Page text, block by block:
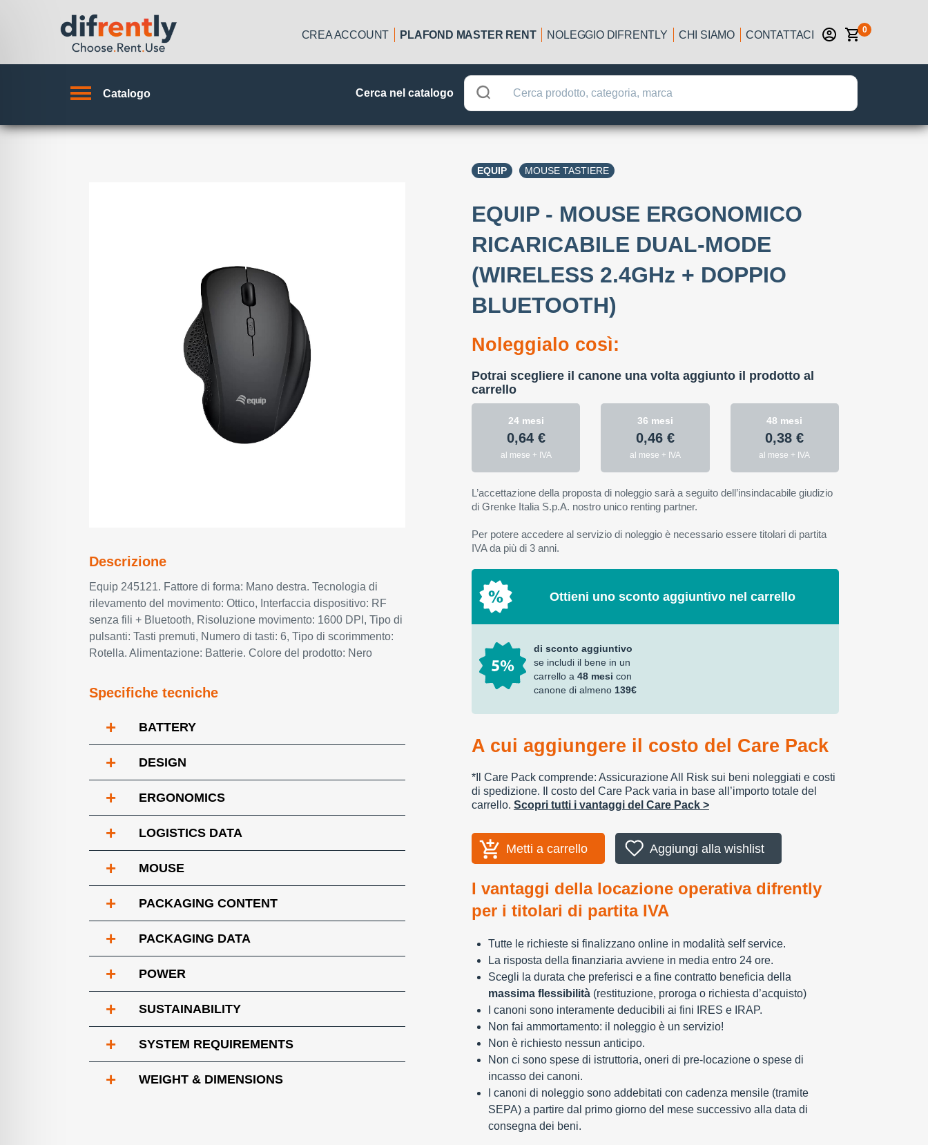
CREA ACCOUNT PLAFOND MASTER RENT NOLEGGIO DIFRENTLY CHI SIAMO CONTATTACI 0
Catalogo Cerca nel catalogo
Descrizione
Equip 245121. Fattore di forma: Mano destra. Tecnologia di
rilevamento del movimento: Ottico, Interfaccia dispositivo: RF
senza fili + Bluetooth, Risoluzione movimento: 1600 DPI, Tipo di
pulsanti: Tasti premuti, Numero di tasti: 6, Tipo di scorimmento:
Rotella. Alimentazione: Batterie. Colore del prodotto: Nero
Specifiche tecniche
+ BATTERY
+ DESIGN
+ ERGONOMICS
+ LOGISTICS DATA
+ MOUSE
+ PACKAGING CONTENT
+ PACKAGING DATA
+ POWER
+ SUSTAINABILITY
+ SYSTEM REQUIREMENTS
+ WEIGHT & DIMENSIONS
EQUIP MOUSE TASTIERE
EQUIP - MOUSE ERGONOMICO
RICARICABILE DUAL-MODE
(WIRELESS 2.4GHz + DOPPIO
BLUETOOTH)
Noleggialo così:
Potrai scegliere il canone una volta aggiunto il prodotto al
carrello
24 mesi
0,64 €
al mese + IVA
36 mesi
0,46 €
al mese + IVA
48 mesi
0,38 €
al mese + IVA
L’accettazione della proposta di noleggio sarà a seguito dell’insindacabile giudizio
di Grenke Italia S.p.A. nostro unico renting partner.
Per potere accedere al servizio di noleggio è necessario essere titolari di partita
IVA da più di 3 anni.
Ottieni uno sconto aggiuntivo nel carrello
di sconto aggiuntivo
se includi il bene in un
carrello a 48 mesi con
canone di almeno 139€
A cui aggiungere il costo del Care Pack
*Il Care Pack comprende: Assicurazione All Risk sui beni noleggiati e costi
di spedizione. Il costo del Care Pack varia in base all’importo totale del
carrello. Scopri tutti i vantaggi del Care Pack >
Metti a carrello Aggiungi alla wishlist
I vantaggi della locazione operativa difrently
per i titolari di partita IVA
Tutte le richieste si finalizzano online in modalità self service.
La risposta della finanziaria avviene in media entro 24 ore.
Scegli la durata che preferisci e a fine contratto beneficia della
massima flessibilità(restituzione, proroga o richiesta d’acquisto)
I canoni sono interamente deducibili ai fini IRES e IRAP.
Non fai ammortamento: il noleggio è un servizio!
Non è richiesto nessun anticipo.
Non ci sono spese di istruttoria, oneri di pre-locazione o spese di
incasso dei canoni.
I canoni di noleggio sono addebitati con cadenza mensile (tramite
SEPA) a partire dal primo giorno del mese successivo alla data di
consegna dei beni.